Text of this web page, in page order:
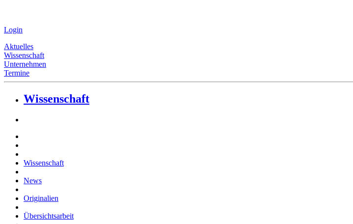
Login
Aktuelles
Wissenschaft
Unternehmen
Termine
Wissenschaft
Wissenschaft
News
Originalien
Übersichtsarbeit